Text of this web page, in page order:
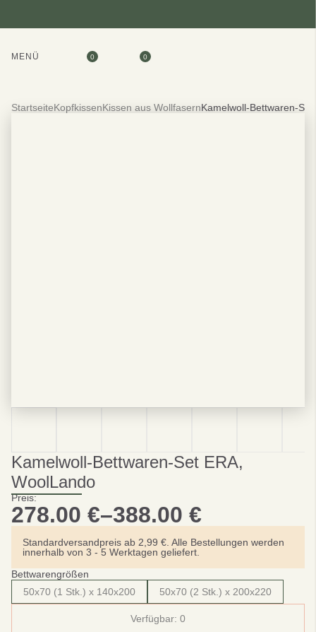
MENÜ 0 0
StartseiteKopfkissenKissen aus WollfasernKamelwoll-Bettwaren-
Kamelwoll-Bettwaren-Set ERA,
WoolLando
Preis:
278.00 €–388.00 €
Preisspanne:
278.00 €
bis
388.00 €
Standardversandpreis ab 2,99 €. Alle Bestellungen werden
innerhalb von 3 - 5 Werktagen geliefert.
Bettwarengrößen
50x70 (1 Stk.) x 140x200
50x70 (2 Stk.) x 200x220
Verfügbar: 0